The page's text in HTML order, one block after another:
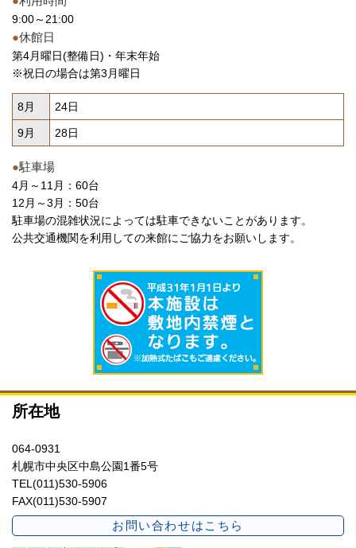
9:00～21:00
●休館日
第4月曜日(整備日)・年末年始
※祝日の場合は第3月曜日
8月 24日
9月 28日
●駐車場
4月～11月：60台
12月～3月：50台
駐車場の混雑状況によっては駐車できないことがあります。
公共交通機関を利用しての来館にご協力をお願いします。
所在地
064-0931
札幌市中央区中島公園1番5号
TEL(011)530-5906
FAX(011)530-5907
お問い合わせはこちら